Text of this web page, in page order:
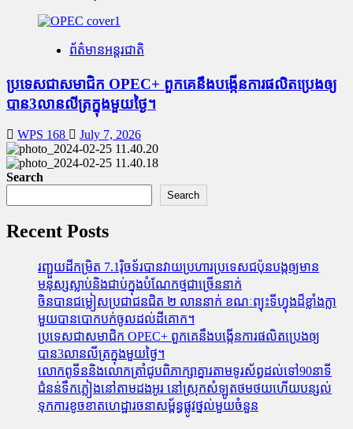
ព័ត៌មានអន្តរជាតិ
ប្រទេសជាសមាជិក OPEC+​ ពួកគេនឹងបង្កើនការផលិតប្រេងឲ្យ
បាន3លានលីត្រក្នុងមួយថ្ងៃ។
WPS 168 July 7, 2026
Search
Search
Recent Posts
រញ្ជួយដីកម្រិត​ 7.1រ៉ិចទ័របានវាយប្រហារប្រទេសជប៉ុនបង្កឲ្យមាន
មនុស្សស្លាប់​និង​ជាប់ក្នុងបំណែកថ្មជាច្រើននាក់
ចិនបានជម្លៀសប្រជាជនជិត ២ លាននាក់ ខណៈព្យុះទីហ្វុងដ៏ខ្លាំងក្លា
មួយបានបោកបក់ចូលដល់ដីគោក។
ប្រទេសជាសមាជិក OPEC+​ ពួកគេនឹងបង្កើនការផលិតប្រេងឲ្យ
បាន3លានលីត្រក្នុងមួយថ្ងៃ។
លោកពូទីននិងលោកត្រាំជូបពិភាក្សាគ្នារតាមទូរស័ព្ធដល់ទៅ90នាទី
ជំនន់​ទឹកភ្លៀង​នៅ​តាម​ដងអូរ​ នៅ​ស្រុក​សំឡូត​ថមថយ​ហើយ​បន្សល់​
ទុក​ការ​ខូចខាត​ហេដ្ឋារចនាសម្ព័ន្ធ​ផ្លូវថ្នល់​មួយ​ចំនួន